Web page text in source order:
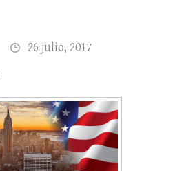
26 julio, 2017